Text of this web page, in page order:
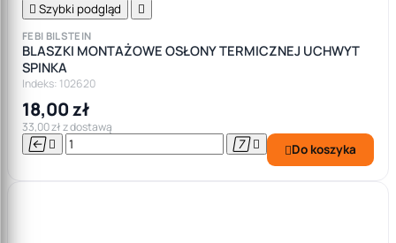
 Szybki podgląd 
FEBI BILSTEIN
BLASZKI MONTAŻOWE OSŁONY TERMICZNEJ UCHWYT
SPINKA
Indeks: 102620
18,00 zł
33,00 zł z dostawą
    Do koszyka